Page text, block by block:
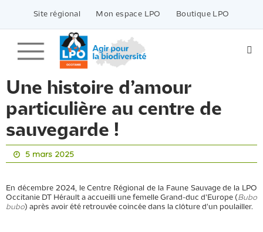
contenu
Site régional Mon espace LPO Boutique LPO
Une histoire d’amour
particulière au centre de
sauvegarde !
5 mars 2025
En décembre 2024, le Centre Régional de la Faune Sauvage de la LPO
Occitanie DT Hérault a accueilli une femelle Grand-duc d’Europe ( Bubo
bubo) après avoir été retrouvée coincée dans la clôture d'un poulailler.